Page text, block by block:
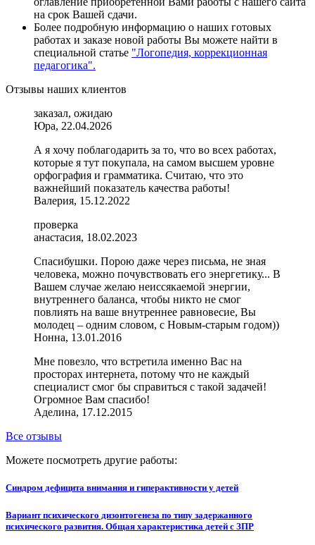
на срок Вашей сдачи.
Более подробную информацию о наших готовых
работах и заказе новой работы Вы можете найти в
специальной статье "Логопедия, коррекционная
педагогика".
Отзывы наших клиентов
заказал, ожидаю
Юра, 22.04.2026
А я хочу поблагодарить за то, что во всех работах,
которые я тут покупала, на самом высшем уровне
орфография и грамматика. Считаю, что это
важнейший показатель качества работы!
Валерия, 15.12.2022
проверка
анастасия, 18.02.2023
Спасибушки. Порою даже через письма, не зная
человека, можно почувствовать его энергетику... В
Вашем случае желаю неиссякаемой энергии,
внутреннего баланса, чтобы никто не смог
повлиять на ваше внутреннее равновесие, Вы
молодец – одним словом, с Новым-старым годом))
Нонна, 13.01.2016
Мне повезло, что встретила именно Вас на
просторах интернета, потому что не каждый
специалист смог бы справиться с такой задачей!
Огромное Вам спасибо!
Аделина, 17.12.2015
Все отзывы
Можете посмотреть другие работы:
Синдром дефицита внимания и гиперактивности у детей
Вариант психического дизонтогенеза по типу задержанного
психического развития. Общая характеристика детей с ЗПР